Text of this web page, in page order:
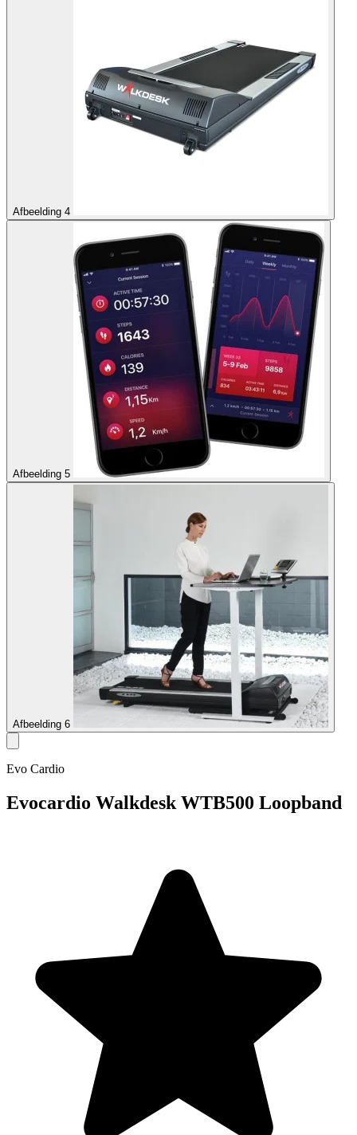
Afbeelding 4
Afbeelding 5
Afbeelding 6
Evo Cardio
Evocardio Walkdesk WTB500 Loopband